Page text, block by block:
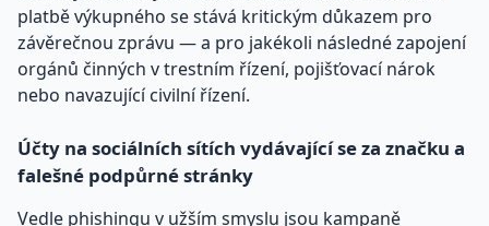
platbě výkupného se stává kritickým důkazem pro
závěrečnou zprávu — a pro jakékoli následné zapojení
orgánů činných v trestním řízení, pojišťovací nárok
nebo navazující civilní řízení.
Účty na sociálních sítích vydávající se za značku a
falešné podpůrné stránky
Vedle phishingu v užším smyslu jsou kampaně